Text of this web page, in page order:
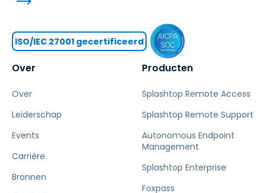
Over
Over
Leiderschap
Events
Carrière
Bronnen
Producten
Splashtop Remote Access
Splashtop Remote Support
Autonomous Endpoint
Management
Splashtop Enterprise
Foxpass
ISO/IEC 27001 gecertificeerd